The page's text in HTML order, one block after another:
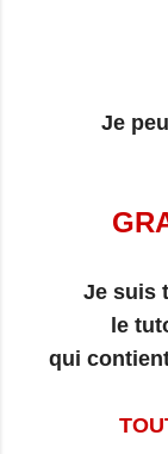
Je
Je suis
le
qui